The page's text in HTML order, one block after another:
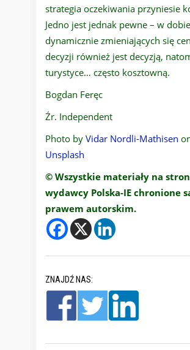
strategia oczekiwania przyniesie
Jedno jest jednak pewne – w dobie
dynamicznie zmieniających się
decyzji również jest decyzją,
turystyce… często kosztowną.
Bogdan Feręc
Źr. Independent
Photo by Vidar Nordli-Mathisen
Unsplash
© Wszystkie materiały na
wydawcy Polska-IE chronione
prawem autorskim.
ZNAJDŹ NAS: